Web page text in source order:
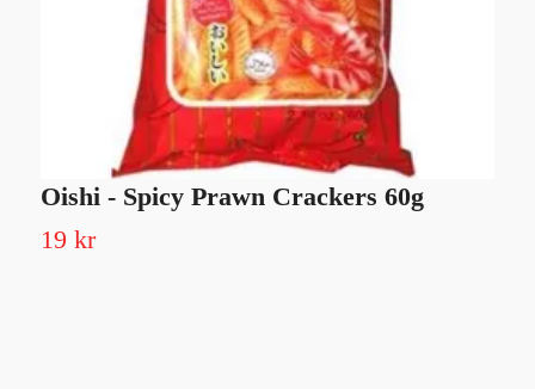
Oishi - Spicy Prawn Crackers 60g
19 kr